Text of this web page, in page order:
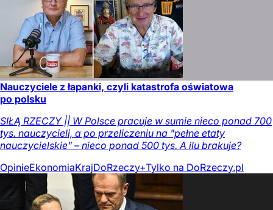
Nauczyciele z łapanki, czyli katastrofa oświatowa
po polsku
SIŁĄ RZECZY || W Polsce pracuje w sumie nieco ponad 700
tys. nauczycieli, a po przeliczeniu na "pełne etaty
nauczycielskie" – nieco ponad 500 tys. A ilu brakuje?
OpinieEkonomiaKrajDoRzeczy+Tylko na DoRzeczy.pl